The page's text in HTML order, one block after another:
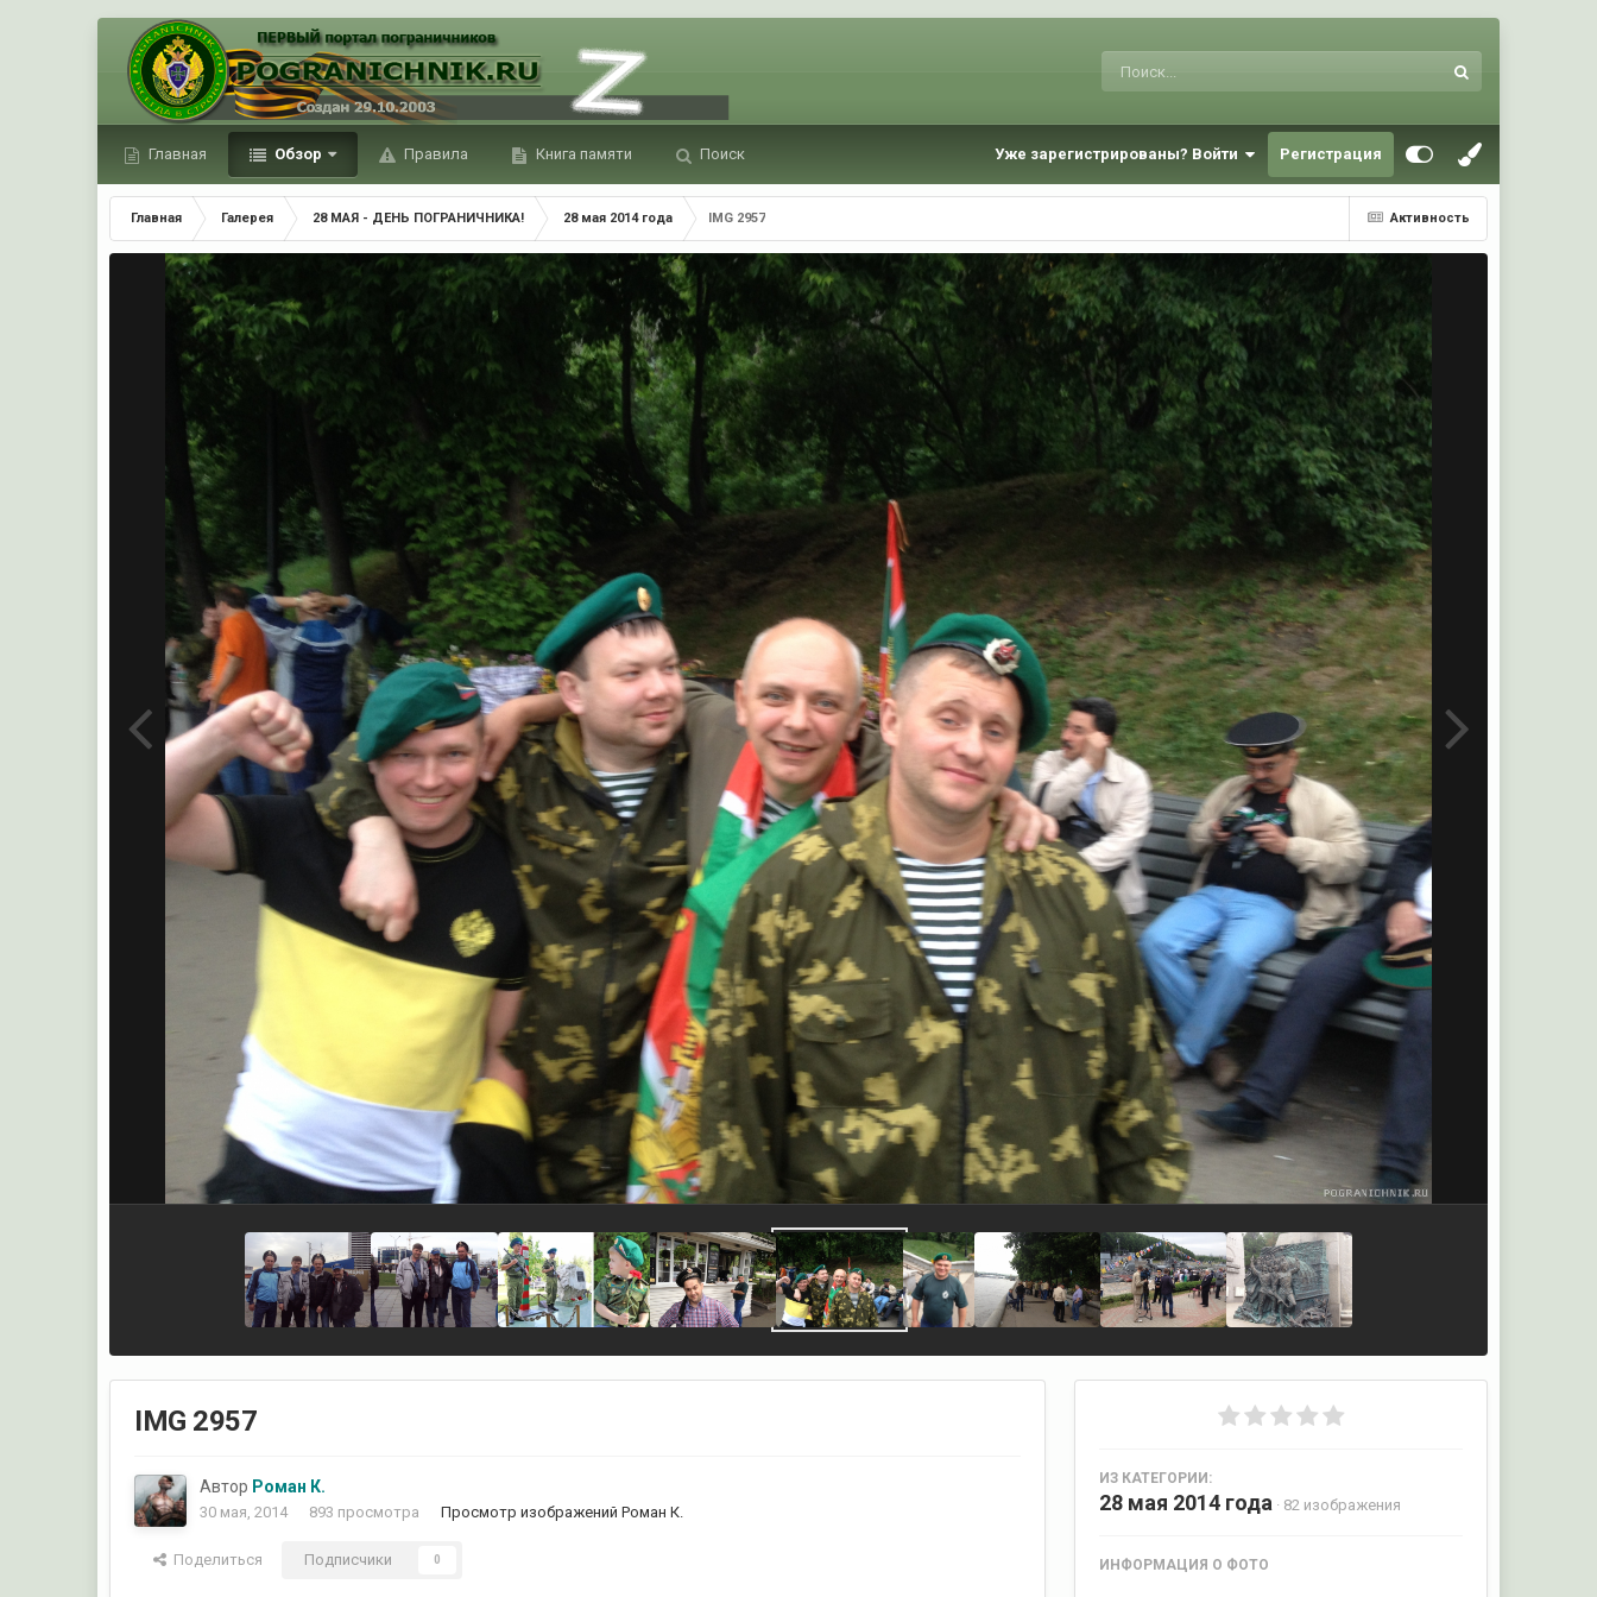
Главная Обзор Правила Книга памяти Поиск Уже зарегистрированы? Войти Регистрация
Активность
Главная Галерея 28 МАЯ - ДЕНЬ ПОГРАНИЧНИКА! 28 мая 2014 года IMG 2957
IMG 2957
Автор Роман К.
30 мая, 2014 893 просмотра Просмотр изображений Роман К.
Поделиться Подписчики 0
ИЗ КАТЕГОРИИ:
28 мая 2014 года · 82 изображения
ИНФОРМАЦИЯ О ФОТО